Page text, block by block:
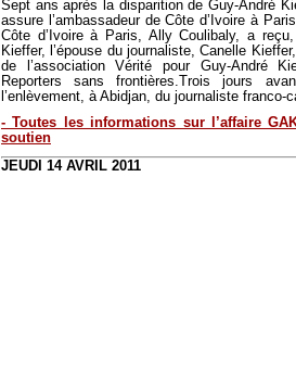
Sept ans après la disparition de Guy-André
assure l’ambassadeur de Côte d’Ivoire à
Côte d’Ivoire à Paris, Ally Coulibaly, a
Kieffer, l’épouse du journaliste, Canelle
de l’association Vérité pour Guy-André
Reporters sans frontières.Trois jours
l’enlèvement, à Abidjan, du journaliste franco-
- Toutes les informations sur l’affaire
soutien
JEUDI 14 AVRIL 2011